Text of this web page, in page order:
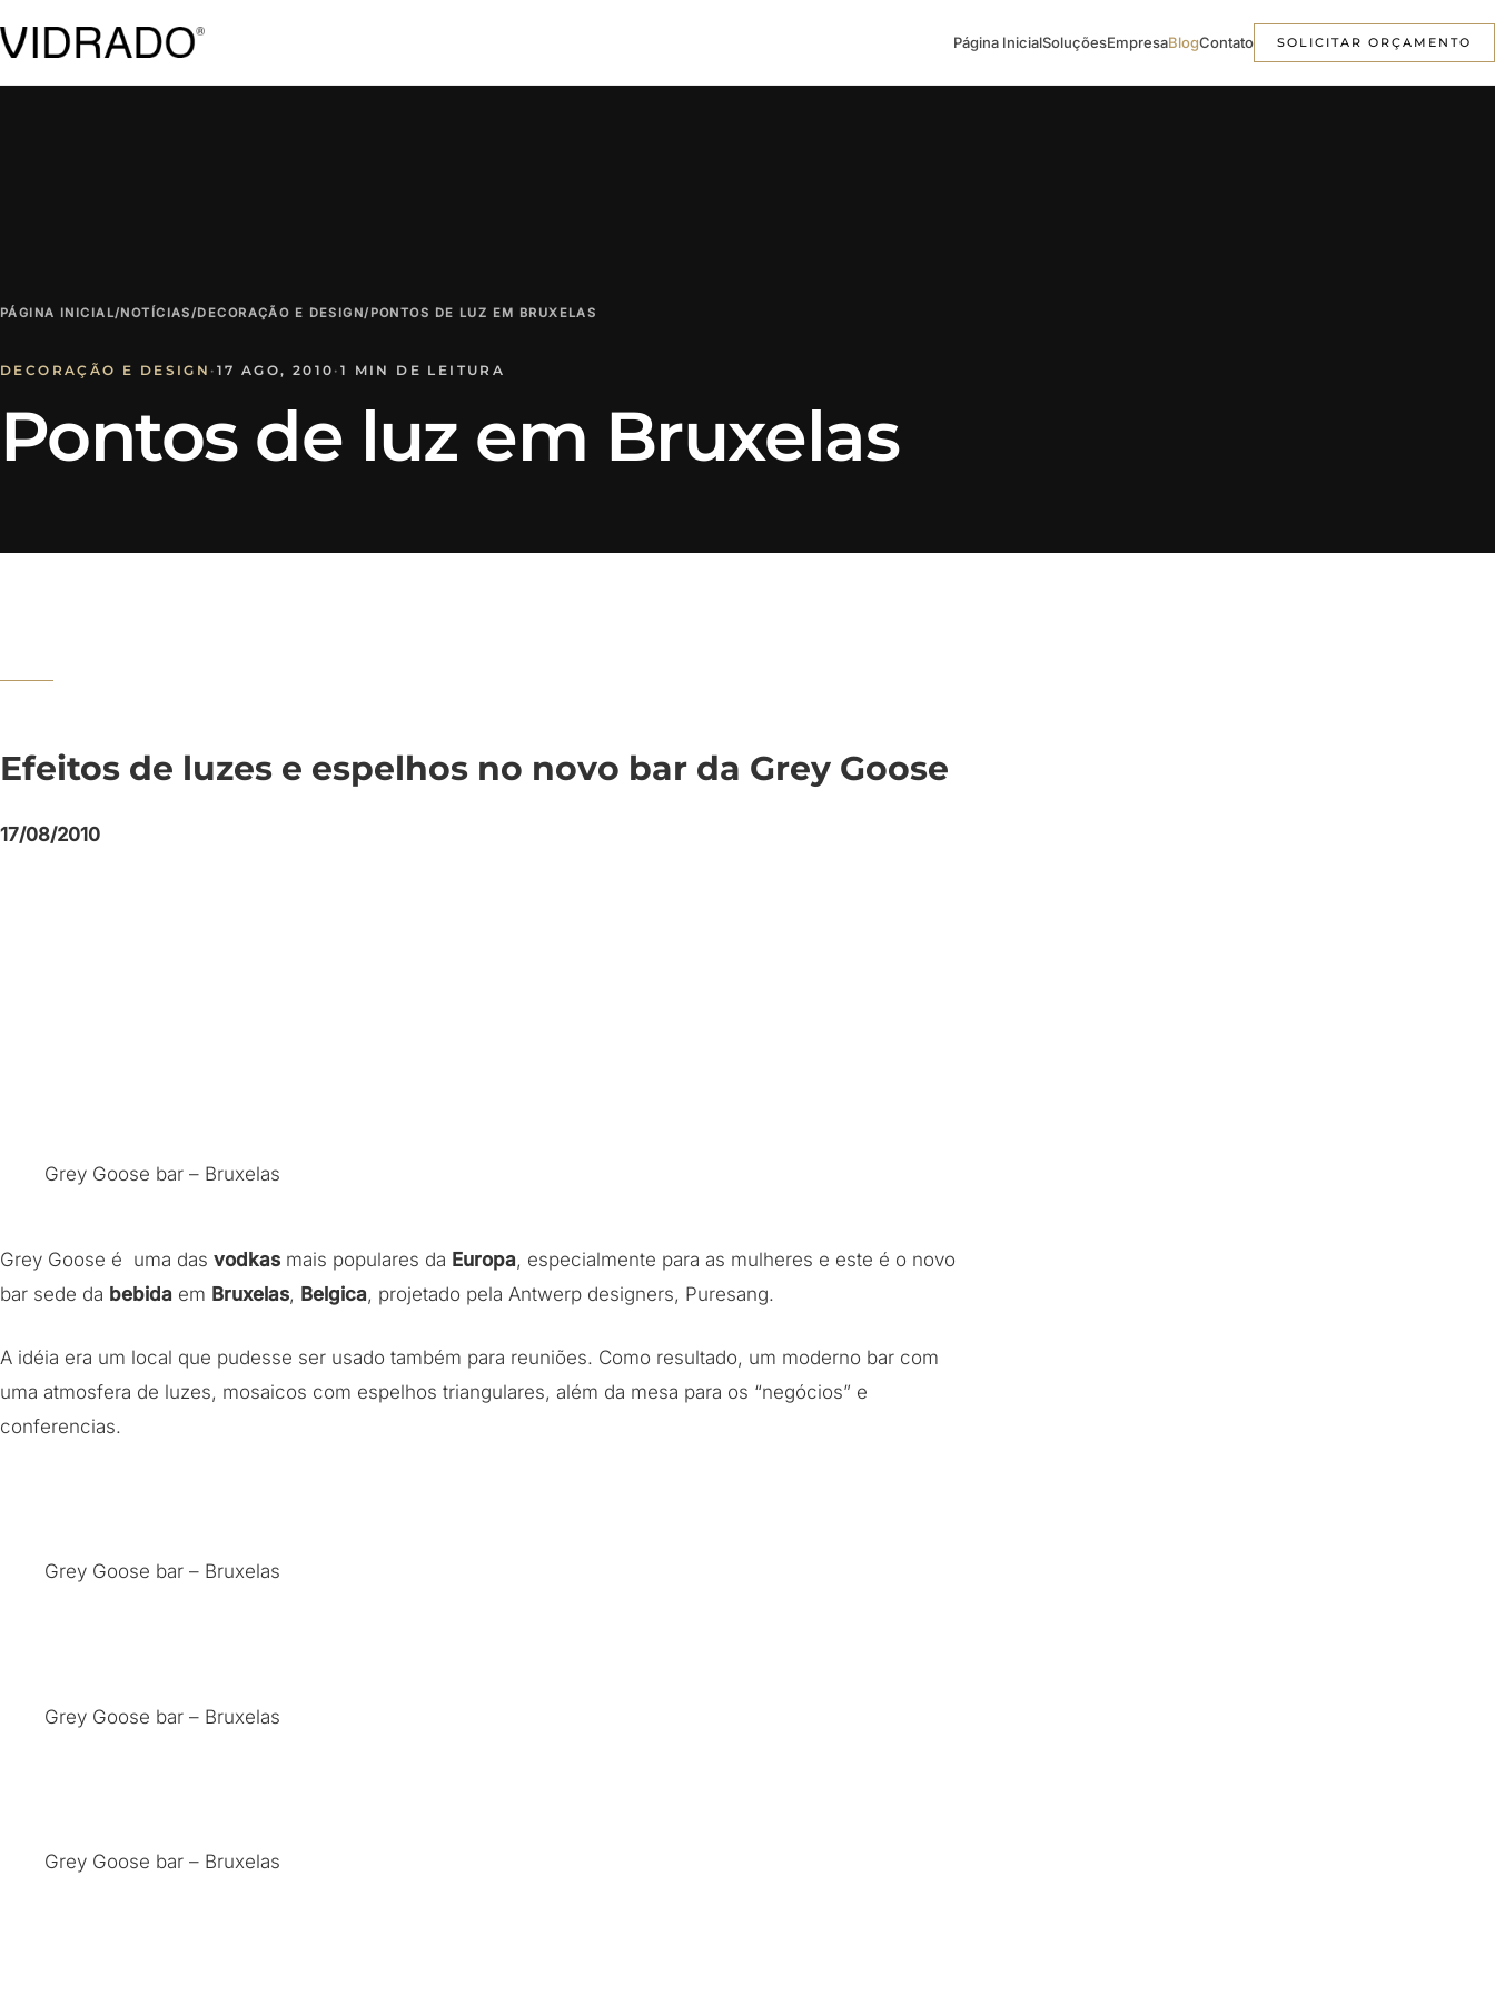
Página InicialSoluçõesEmpresaBlogContato SOLICITAR ORÇAMENTO
PÁGINA INICIAL/NOTÍCIAS/DECORAÇÃO E DESIGN/PONTOS DE LUZ EM BRUXELAS
DECORAÇÃO E DESIGN · 17 AGO, 2010 · 1 MIN DE LEITURA
Pontos de luz em Bruxelas
Efeitos de luzes e espelhos no novo bar da Grey Goose
17/08/2010
Grey Goose bar – Bruxelas
Grey Goose é uma das vodkas mais populares da Europa, especialmente para as mulheres e este é o novo
bar sede da bebida em Bruxelas, Belgica, projetado pela Antwerp designers, Puresang.
A idéia era um local que pudesse ser usado também para reuniões. Como resultado, um moderno bar com
uma atmosfera de luzes, mosaicos com espelhos triangulares, além da mesa para os “negócios” e
conferencias.
Grey Goose bar – Bruxelas
Grey Goose bar – Bruxelas
Grey Goose bar – Bruxelas